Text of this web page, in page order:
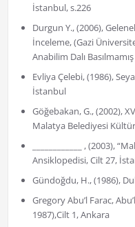
İstanbul, s.226
Durgun Y., (2006),
İnceleme, (Gazi
Anabilim Dalı
Evliya Çelebi, (1986),
İstanbul
Göğebakan, G., (2002),
Malatya Belediyesi
____________ , (2003),
Ansiklopedisi, Cilt 27,
Gündoğdu, H., (1986),
Gregory Abu’l Farac,
1987),Cilt 1, Ankara